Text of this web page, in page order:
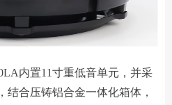
内置11寸重低音单元，并采
结合压铸铝合金一体化箱体，